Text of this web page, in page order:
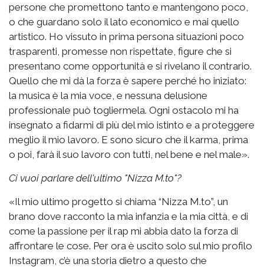
persone che promettono tanto e mantengono poco,
o che guardano solo il lato economico e mai quello
artistico. Ho vissuto in prima persona situazioni poco
trasparenti, promesse non rispettate, figure che si
presentano come opportunità e si rivelano il contrario.
Quello che mi dà la forza è sapere perché ho iniziato:
la musica è la mia voce, e nessuna delusione
professionale può togliermela. Ogni ostacolo mi ha
insegnato a fidarmi di più del mio istinto e a proteggere
meglio il mio lavoro. E sono sicuro che il karma, prima
o poi, farà il suo lavoro con tutti, nel bene e nel male».
Ci vuoi parlare dell'ultimo "Nizza M.to"?
«Il mio ultimo progetto si chiama “Nizza M.to”, un
brano dove racconto la mia infanzia e la mia città, e di
come la passione per il rap mi abbia dato la forza di
affrontare le cose. Per ora è uscito solo sul mio profilo
Instagram, c’è una storia dietro a questo che